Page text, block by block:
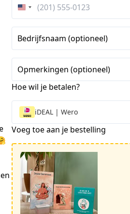
Verenigde
Staten
+1
Bedrijfsnaam (optioneel)
Opmerkingen (optioneel)
Hoe wil je betalen?
iDEAL | Wero
Voeg toe aan je bestelling